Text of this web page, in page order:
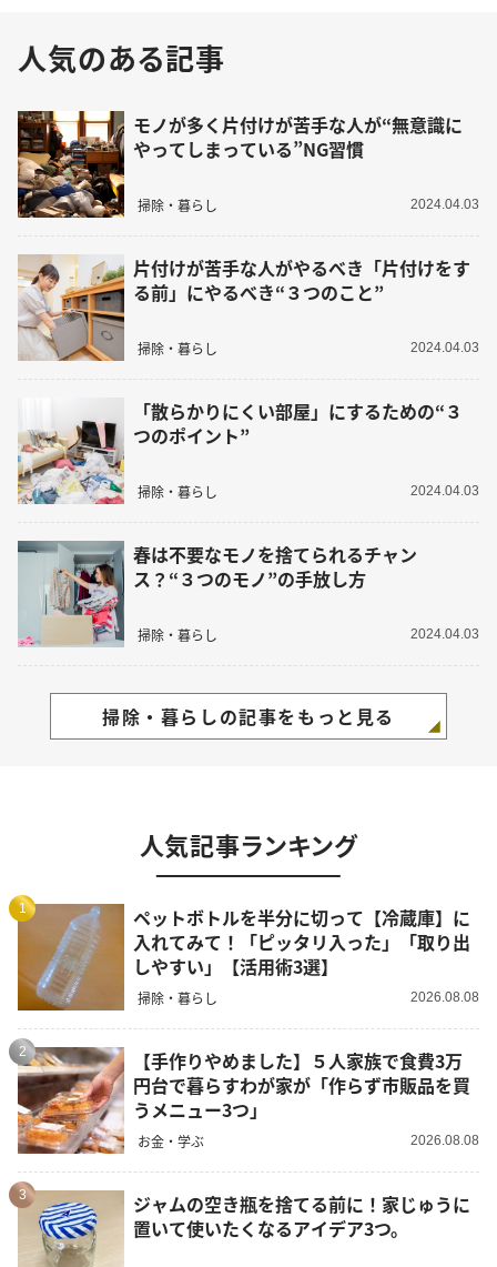
人気のある記事
モノが多く片付けが苦手な人が“無意識に
やってしまっている”NG習慣
掃除・暮らし 2024.04.03
片付けが苦手な人がやるべき「片付けをす
る前」にやるべき“３つのこと”
掃除・暮らし 2024.04.03
「散らかりにくい部屋」にするための“３
つのポイント”
掃除・暮らし 2024.04.03
春は不要なモノを捨てられるチャン
ス？“３つのモノ”の手放し方
掃除・暮らし 2024.04.03
掃除・暮らしの記事をもっと見る
人気記事ランキング
1
ペットボトルを半分に切って【冷蔵庫】に
入れてみて！「ピッタリ入った」「取り出
しやすい」【活用術3選】
掃除・暮らし 2026.08.08
2
【手作りやめました】５人家族で食費3万
円台で暮らすわが家が「作らず市販品を買
うメニュー3つ」
お金・学ぶ 2026.08.08
3
ジャムの空き瓶を捨てる前に！家じゅうに
置いて使いたくなるアイデア3つ。